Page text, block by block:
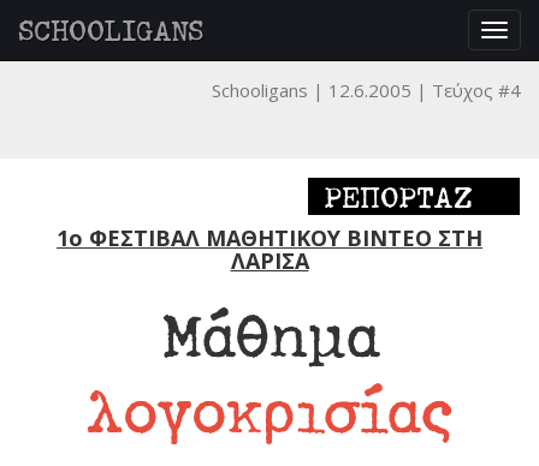
SCHOOLIGANS
Schooligans 12.6.2005 Τεύχος #4
ΡΕΠΟΡΤΑΖ
1ο ΦΕΣΤΙΒΑΛ ΜΑΘΗΤΙΚΟΥ ΒΙΝΤΕΟ ΣΤΗ
ΛΑΡΙΣΑ
Μάθημα
λογοκρισίας